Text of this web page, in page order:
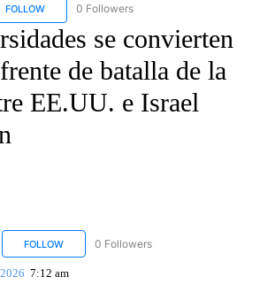
FOLLOW FOLLOW "CNN SPANISH" TO RECEIVE
0 Followers
se convierten
de batalla de la
EE.UU. e Israel
FOLLOW FOLLOW "CNN NEWSOURCE" TO RECEIVE
0 Followers
7:12 am